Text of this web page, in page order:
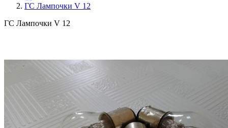
ГС Лампочки V 12
ГС Лампочки V 12